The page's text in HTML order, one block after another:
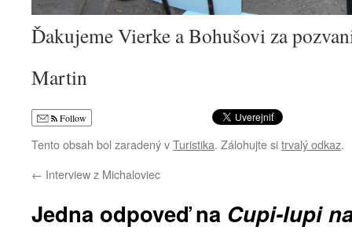
Ďakujeme Vierke a Bohušovi za
Martin
Follow
Tento obsah bol zaradený vTuristika. Zálohujte sitrvalý odkaz.
← Interview z Michaloviec
Jedna odpoveď na Cupi-lupi